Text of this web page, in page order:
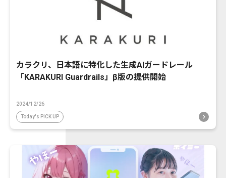
カラクリ、日本語に特化した生成AIガードレール
「KARAKURI Guardrails」β版の提供開始
2024/12/26
Today's PICK UP